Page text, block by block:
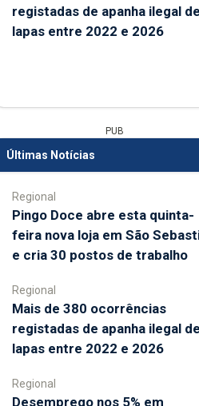
registadas de apanha ilegal
lapas entre 2022 e 2026
PUB
Últimas Notícias
Regional
Pingo Doce abre esta quinta-
feira nova loja em São
e cria 30 postos de trabalho
Regional
Mais de 380 ocorrências
registadas de apanha ilegal
lapas entre 2022 e 2026
Regional
Desemprego nos 5% em